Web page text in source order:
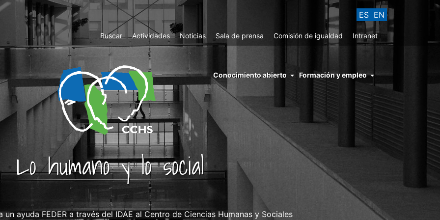
ES EN
Top
Menu
Buscar Actividades Noticias Sala de prensa Comisión de igualdad Intranet
menu
right
cchs
conocimiento
abierto
Conocimiento abierto Formación y empleo
Lo humano y lo social
un ayuda FEDER a través del IDAE al Centro de Ciencias Humanas y Sociales